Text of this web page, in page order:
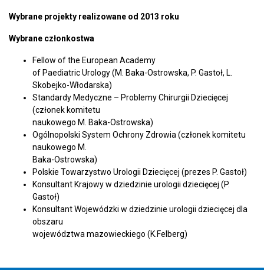
Wybrane projekty realizowane od 2013 roku
Wybrane członkostwa
Fellow of the European Academy
of Paediatric Urology (M. Baka-Ostrowska, P. Gastoł, L.
Skobejko-Włodarska)
Standardy Medyczne – Problemy Chirurgii Dziecięcej
(członek komitetu
naukowego M. Baka-Ostrowska)
Ogólnopolski System Ochrony Zdrowia (członek komitetu
naukowego M.
Baka-Ostrowska)
Polskie Towarzystwo Urologii Dziecięcej (prezes P. Gastoł)
Konsultant Krajowy w dziedzinie urologii dziecięcej (P.
Gastoł)
Konsultant Wojewódzki w dziedzinie urologii dziecięcej dla
obszaru
województwa mazowieckiego (K.Felberg)